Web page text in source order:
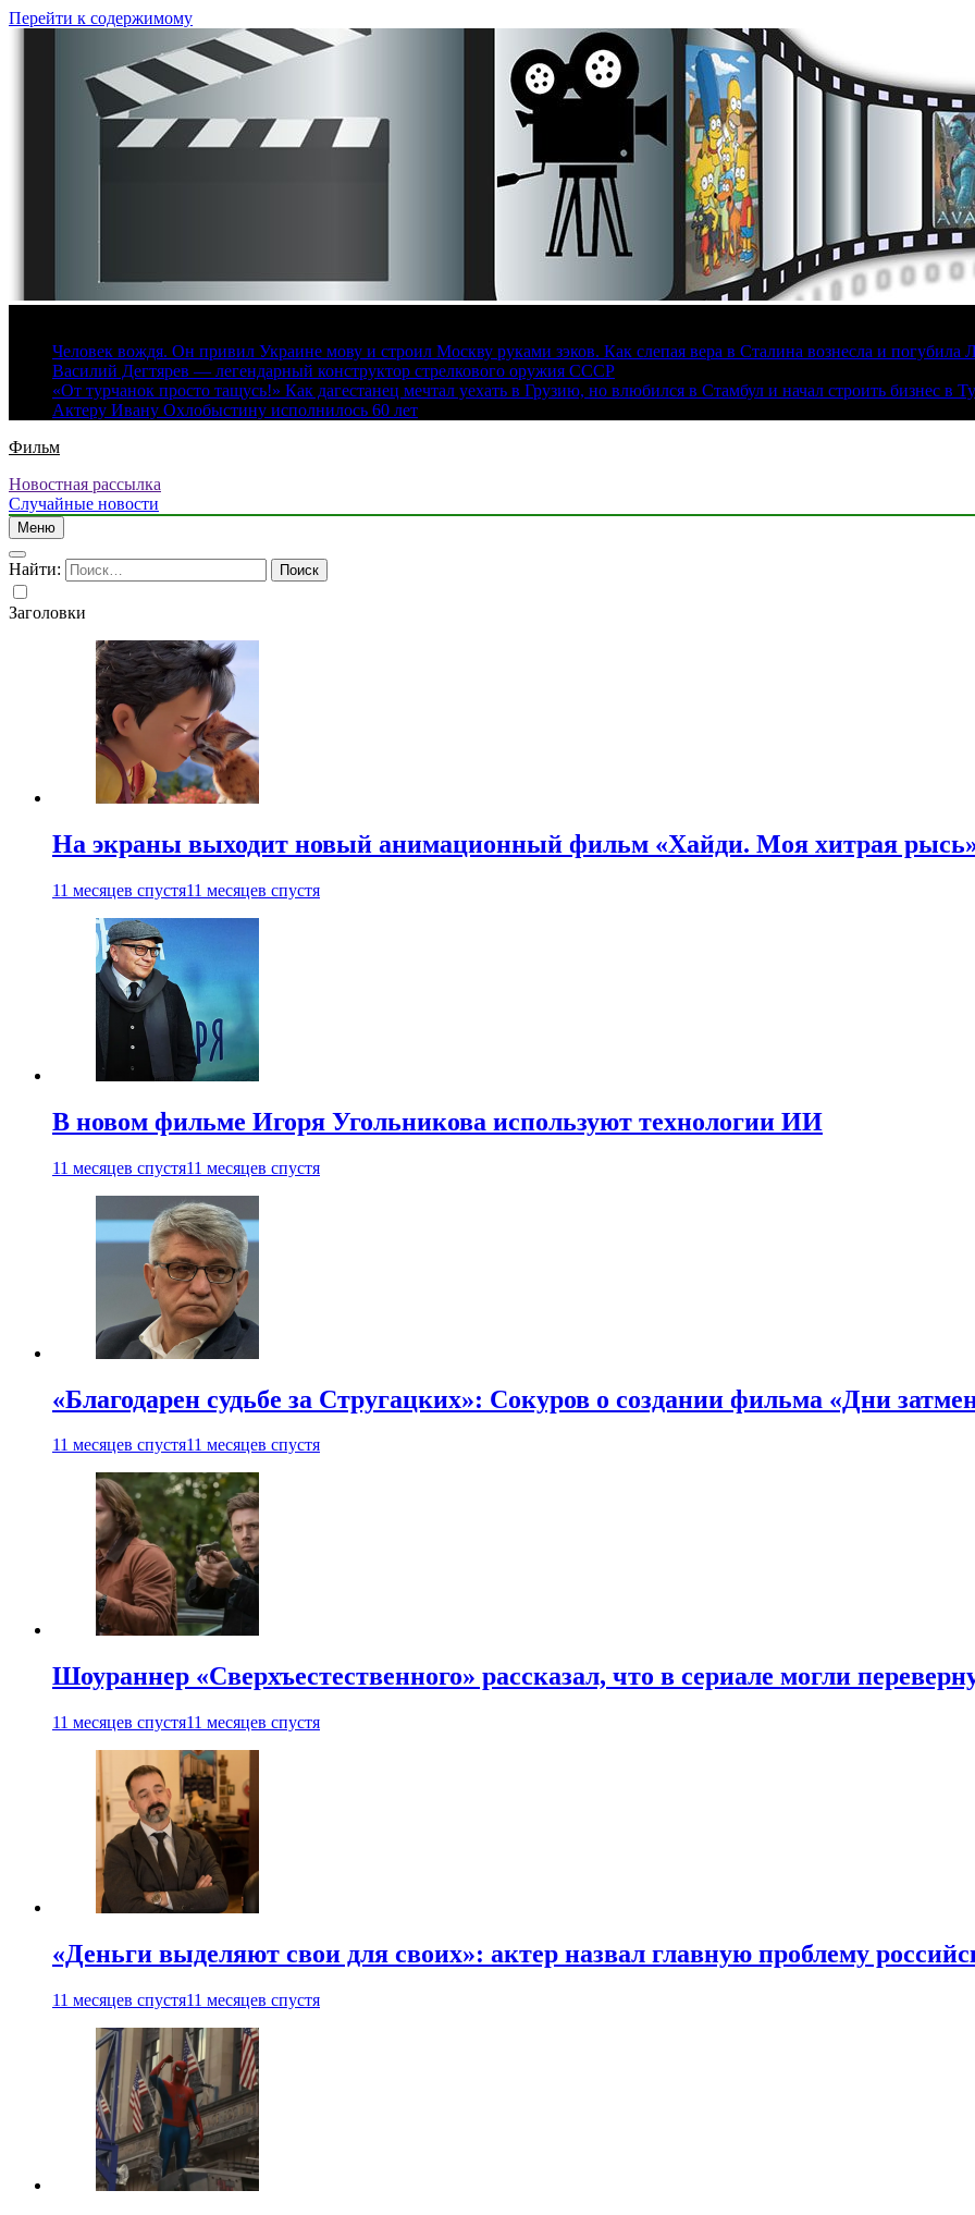
Перейти к содержимому
Человек вождя. Он привил Украине мову и строил Москву руками зэков. Как слепая вера в Сталина вознесла и погубила
Василий Дегтярев — легендарный конструктор стрелкового оружия СССР
«От турчанок просто тащусь!» Как дагестанец мечтал уехать в Грузию, но влюбился в Стамбул и начал строить бизнес в
Актеру Ивану Охлобыстину исполнилось 60 лет
Фильм
Новостная рассылка
Случайные новости
Меню
Найти:
Заголовки
На экраны выходит новый анимационный фильм «Хайди. Моя хитрая
11 месяцев спустя11 месяцев спустя
В новом фильме Игоря Угольникова используют технологии ИИ
11 месяцев спустя11 месяцев спустя
«Благодарен судьбе за Стругацких»: Сокуров о создании фильма «Дни
11 месяцев спустя11 месяцев спустя
Шоураннер «Сверхъестественного» рассказал, что в сериале могли
11 месяцев спустя11 месяцев спустя
«Деньги выделяют свои для своих»: актер назвал главную проблему
11 месяцев спустя11 месяцев спустя